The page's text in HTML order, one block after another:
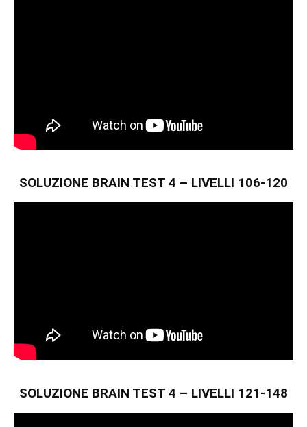
SOLUZIONE BRAIN TEST 4 – LIVELLI 106-120
SOLUZIONE BRAIN TEST 4 – LIVELLI 121-148